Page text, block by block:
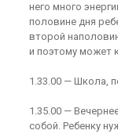
него много
половине дня
второй
и поэтому может
1.33.00 — Школа,
1.35.00 —
собой. Ребенку